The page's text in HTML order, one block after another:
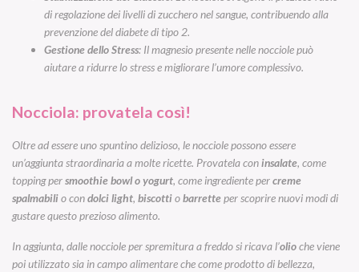
di regolazione dei livelli di zucchero nel sangue, contribuendo alla
prevenzione del diabete di tipo 2.
Gestione dello Stress: Il magnesio presente nelle nocciole può
aiutare a ridurre lo stress e migliorare l’umore complessivo.
Nocciola: provatela così!
Oltre ad essere uno spuntino delizioso, le nocciole possono essere
un’aggiunta straordinaria a molte ricette. Provatela coninsalate, come
topping persmoothie bowl o yogurt, come ingrediente percreme
spalmabilio condolci light, biscottiobarretteper scoprire nuovi modi di
gustare questoprezioso alimento.
In aggiunta, dalle nocciole per spremitura a freddo si ricava l’olioche viene
poi utilizzato sia in campo alimentare che come prodotto di bellezza,